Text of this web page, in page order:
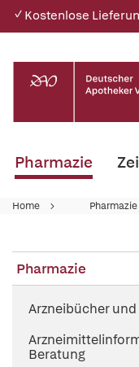
✓ Kostenlose
Pharmazie
Home Pharmazie
Pharmazie
Arzneibücher
Beratung